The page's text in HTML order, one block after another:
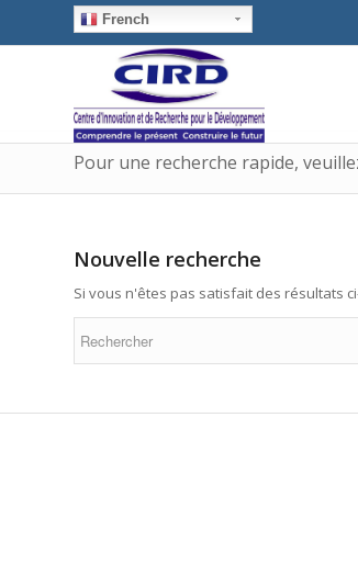
French
Pour une recherche rapide,
Nouvelle recherche
Si vous n'êtes pas satisfait des résultats